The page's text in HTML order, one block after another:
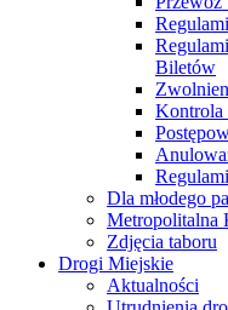
Biletów
Kontrola
Dla młodego
Metropolitalna
Zdjęcia taboru
Drogi Miejskie
Aktualności